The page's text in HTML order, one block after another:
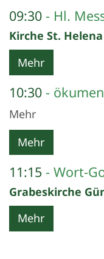
09:30 Hl.
Kirche St.
Mehr
10:30
Mehr
Mehr
11:15 Wort-
Grabeskirche
Mehr